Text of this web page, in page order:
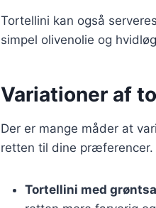
Tortellini kan også
simpel olivenolie og
Variationer af
Der er mange måder at
retten til dine præferencer.
Tortellini med